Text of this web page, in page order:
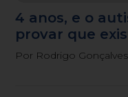
4 anos, e o
provar que
Por Rodrigo